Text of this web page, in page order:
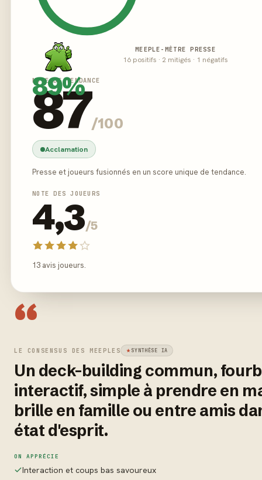
89%
MEEPLE-MÈTRE PRESSE
16 positifs · 2 mitigés · 1 négatifs
NOTE DE TENDANCE
87/100
Acclamation
Presse et joueurs fusionnés en un score unique de tendance.
NOTE DES JOUEURS
4,3/5
13 avis joueurs.
“
LE CONSENSUS DES MEEPLES SYNTHÈSE IA
Un deck-building commun,
interactif, simple à prendre en
brille en famille ou entre amis
état d'esprit.
ON APPRÉCIE
Interaction et coups bas savoureux